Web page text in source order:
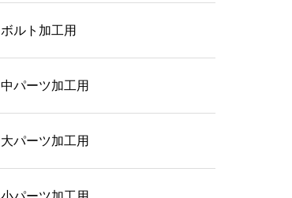
ボルト加工用
中パーツ加工用
大パーツ加工用